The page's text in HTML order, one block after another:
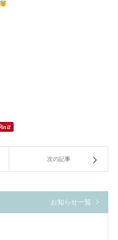
次の記事
お知らせ一覧